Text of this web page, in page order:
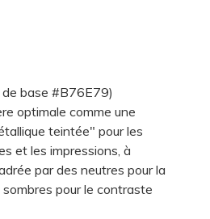
base #B76E79)
optimale comme une
teintée" pour les
et les impressions, à
par des neutres pour la
pour le contraste